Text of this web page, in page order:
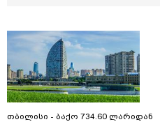
თბილისი - ბაქო 734.60 ლარიდან